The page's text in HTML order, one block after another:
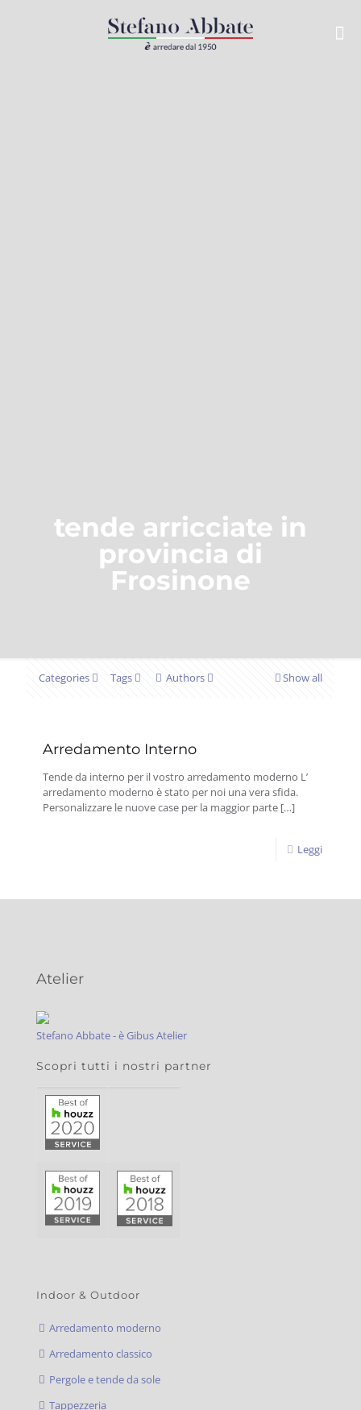
tende arricciate in
provincia di
Frosinone
Categories Tags Authors Show all
Arredamento Interno
Tende da interno per il vostro arredamento moderno L’
arredamento moderno è stato per noi una vera sfida.
Personalizzare le nuove case per la maggior parte […]
Leggi
Atelier
Stefano Abbate - è Gibus Atelier
Scopri tutti i nostri partner
Indoor & Outdoor
Arredamento moderno
Arredamento classico
Pergole e tende da sole
Tappezzeria